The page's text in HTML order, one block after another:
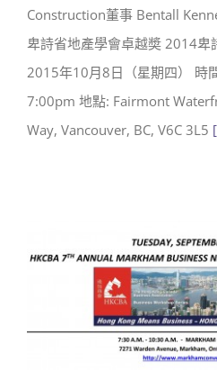
Construction董事 Bentall
卑詩省地產學會卓越奬 2014卑
2015年10月8日（星期四） 時
7:00pm 地點: Fairmont
Way, Vancouver, BC, V6C 3L5